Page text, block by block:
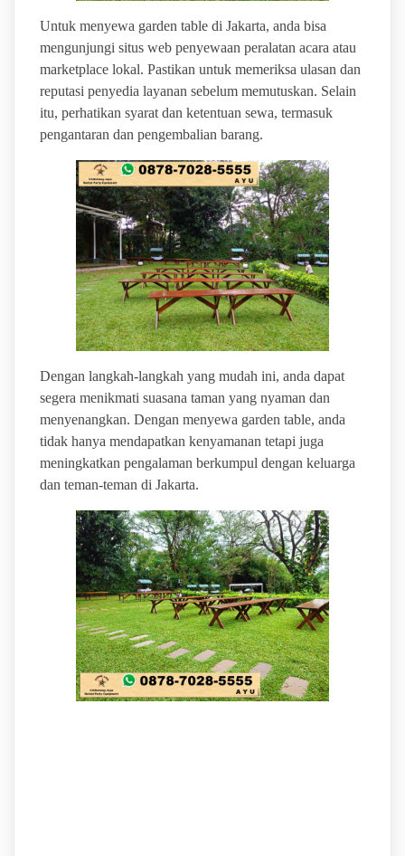
Untuk menyewa garden table di Jakarta, anda bisa
mengunjungi situs web penyewaan peralatan acara atau
marketplace lokal. Pastikan untuk memeriksa ulasan dan
reputasi penyedia layanan sebelum memutuskan. Selain
itu, perhatikan syarat dan ketentuan sewa, termasuk
pengantaran dan pengembalian barang.
Dengan langkah-langkah yang mudah ini, anda dapat
segera menikmati suasana taman yang nyaman dan
menyenangkan. Dengan menyewa garden table, anda
tidak hanya mendapatkan kenyamanan tetapi juga
meningkatkan pengalaman berkumpul dengan keluarga
dan teman-teman di Jakarta.